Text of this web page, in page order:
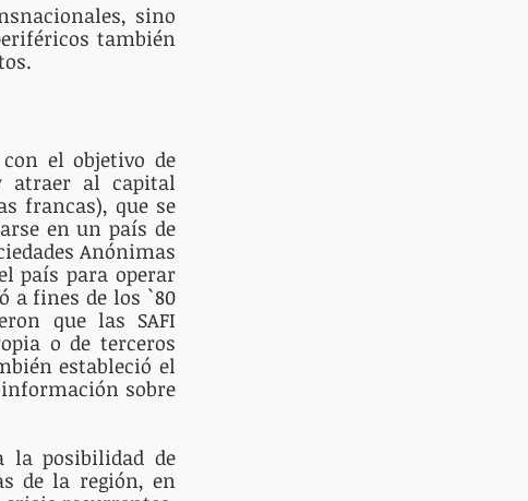
sino
también
el objetivo de
atraer al capital
francas), que se
en un país de
Anónimas
país para operar
a fines de los `80
que las SAFI
o de terceros
estableció el
información sobre
la posibilidad de
de la región, en